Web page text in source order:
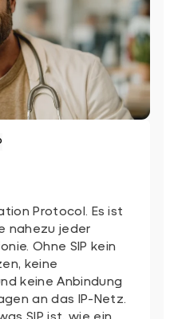
Protocol. Es ist
nahezu jeder
Ohne SIP kein
keine
keine Anbindung
an das IP-Netz.
SIP ist, wie ein